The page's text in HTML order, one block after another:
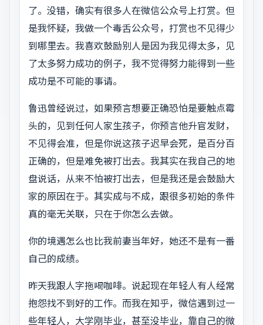
了。没错，确实有很多人在微信公众号上打赏。但
是我怀疑，我做一个毒舌公众号，打赏也不见得少
到哪里去。我喜欢鼓励别人是因为我见得太多，见
了太多努力成功的例子，我不觉得努力能得到一些
成功是不可能的事请。
鲁迅曾经说过，如果预言想要正确恐怕是要触点霉
头的，见到任何人家生孩子，你预言他升官发财，
不见得会准，但是你说这孩子迟早会死，是百分百
正确的，但是难免被打出去。我其实在我自己的地
盘说话，从来不怕被打出去，但是我还是会鼓励大
家的原因在于。其实成与不成，跟很多初始的条件
真的毫无关联，只在于你怎么去做。
你的境遇怎么也比我前妻当年好，她还不是有一番
自己的成绩。
昨天我跟人字拖喝咖啡。说起现在年轻人有人经常
抱怨找不到好的工作。而我在知乎，微信遇到过一
些年轻人，大学刚毕业，甚至没毕业，靠自己的微